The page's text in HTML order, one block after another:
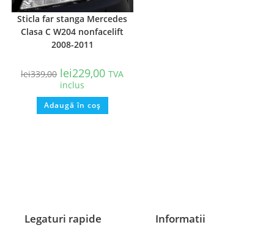
Sticla far stanga Mercedes
Clasa C W204 nonfacelift
2008-2011
lei339,00 lei229,00 TVA
inclus
Adaugă în coș
Legaturi rapide Informatii